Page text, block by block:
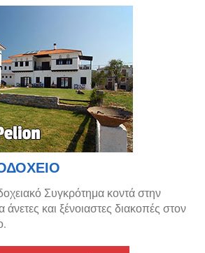
Συγκρότημα κοντά στην
άνετες και ξένοιαστες διακοπές στον